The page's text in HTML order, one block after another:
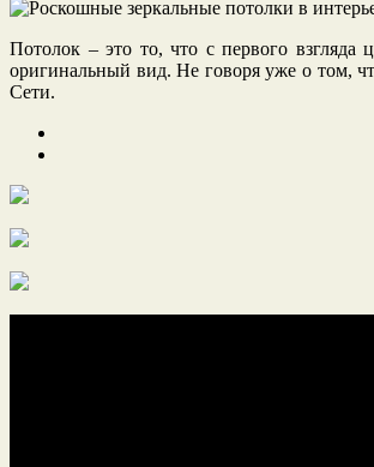
Потолок – это то, что с первого взгляда
оригинальный вид. Не говоря уже о том,
Сети.